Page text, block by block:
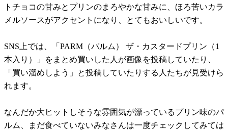
トチョコの甘みとプリンのまろやかな甘みに、ほろ苦いカラ
メルソースがアクセントになり、とてもおいしいです。
SNS上では、「PARM（パルム） ザ・カスタードプリン（1
本入り）」をまとめ買いした人が画像を投稿していたり、
「買い溜めしよう」と投稿していたりする人たちが見受けら
れます。
なんだか大ヒットしそうな雰囲気が漂っているプリン味のパ
ルム、まだ食べていないみなさんは一度チェックしてみては